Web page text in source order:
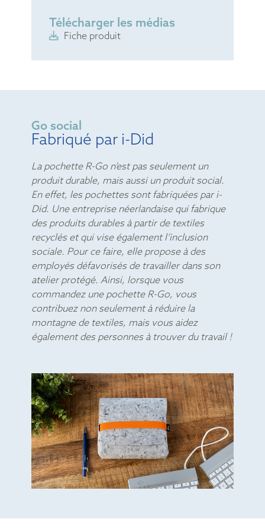
Télécharger les médias
Fiche produit
Go social
Fabriqué par i-Did
La pochette R-Go n’est pas seulement un
produit durable, mais aussi un produit social.
En effet, les pochettes sont fabriquées par i-
Did. Une entreprise néerlandaise qui fabrique
des produits durables à partir de textiles
recyclés et qui vise également l’inclusion
sociale. Pour ce faire, elle propose à des
employés défavorisés de travailler dans son
atelier protégé. Ainsi, lorsque vous
commandez une pochette R-Go, vous
contribuez non seulement à réduire la
montagne de textiles, mais vous aidez
également des personnes à trouver du travail !